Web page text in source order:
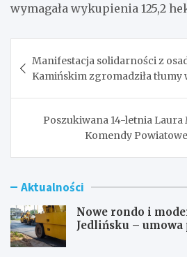
wymagała wykupienia 125,2
wpisu
Manifestacja solidarności z
Kamińskim zgromadziła tłumy
Poszukiwana 14-letnia Laura
Komendy
Aktualności
Nowe rondo i
Jedlińsku – umowa